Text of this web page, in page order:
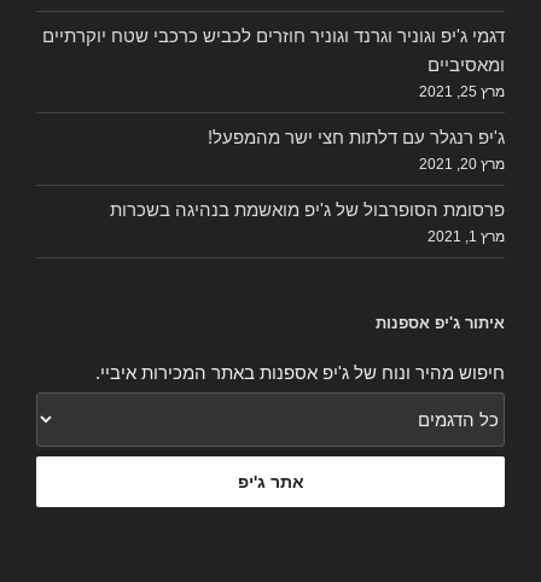
דגמי ג'יפ וגוניר וגרנד וגוניר חוזרים לכביש כרכבי שטח יוקרתיים
ומאסיביים
מרץ 25, 2021
ג'יפ רנגלר עם דלתות חצי ישר מהמפעל!
מרץ 20, 2021
פרסומת הסופרבול של ג'יפ מואשמת בנהיגה בשכרות
מרץ 1, 2021
איתור ג'יפ אספנות
חיפוש מהיר ונוח של ג'יפ אספנות באתר המכירות איביי.